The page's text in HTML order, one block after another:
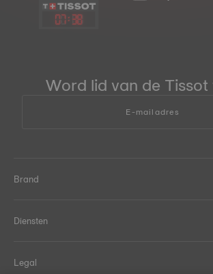
07: 38
Word lid van de
E-mailadres
Brand
Diensten
Legal